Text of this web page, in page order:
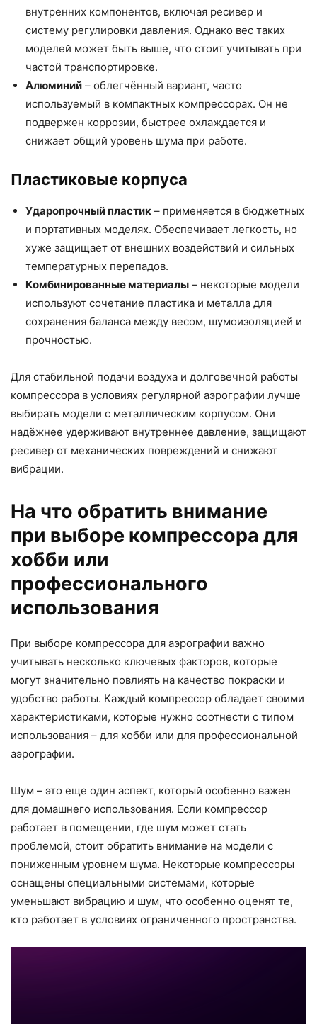
внутренних компонентов, включая ресивер и
систему регулировки давления. Однако вес таких
моделей может быть выше, что стоит учитывать при
частой транспортировке.
Алюминий – облегчённый вариант, часто
используемый в компактных компрессорах. Он не
подвержен коррозии, быстрее охлаждается и
снижает общий уровень шума при работе.
Пластиковые корпуса
Ударопрочный пластик – применяется в бюджетных
и портативных моделях. Обеспечивает легкость, но
хуже защищает от внешних воздействий и сильных
температурных перепадов.
Комбинированные материалы – некоторые модели
используют сочетание пластика и металла для
сохранения баланса между весом, шумоизоляцией и
прочностью.
Для стабильной подачи воздуха и долговечной работы
компрессора в условиях регулярной аэрографии лучше
выбирать модели с металлическим корпусом. Они
надёжнее удерживают внутреннее давление, защищают
ресивер от механических повреждений и снижают
вибрации.
На что обратить внимание
при выборе компрессора для
хобби или
профессионального
использования
При выборе компрессора для аэрографии важно
учитывать несколько ключевых факторов, которые
могут значительно повлиять на качество покраски и
удобство работы. Каждый компрессор обладает своими
характеристиками, которые нужно соотнести с типом
использования – для хобби или для профессиональной
аэрографии.
Шум – это еще один аспект, который особенно важен
для домашнего использования. Если компрессор
работает в помещении, где шум может стать
проблемой, стоит обратить внимание на модели с
пониженным уровнем шума. Некоторые компрессоры
оснащены специальными системами, которые
уменьшают вибрацию и шум, что особенно оценят те,
кто работает в условиях ограниченного пространства.